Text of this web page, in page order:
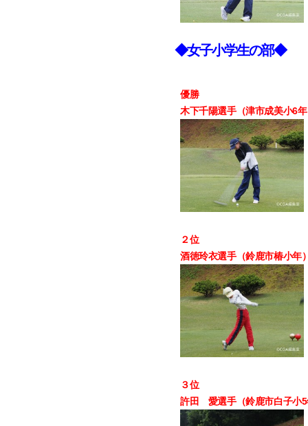
◆女子小学生の部◆
優勝
木下千陽選手（津市成美小
２位
酒徳玲衣選手（鈴鹿市椿小
３位
許田 愛選手（鈴鹿市白子小